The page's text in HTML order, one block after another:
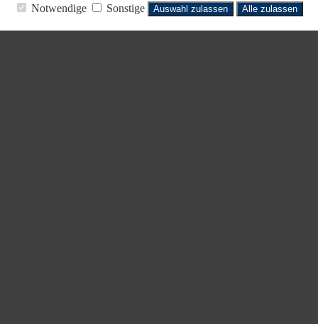
Notwendige Sonstige Auswahl zulassen Alle zulassen